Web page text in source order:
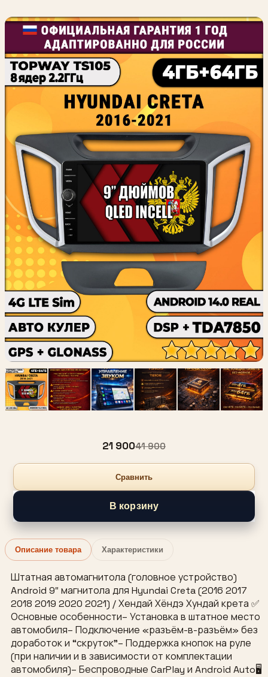
21 90041 900
Сравнить
В корзину
Описание товара Характеристики
Штатная автомагнитола (головное устройство)
Android 9″ магнитола для Hyundai Creta (2016 2017
2018 2019 2020 2021) / Хендай Хёндэ Хундай крета ✅
Основные особенности– Установка в штатное место
автомобиля– Подключение «разъём-в-разъём» без
доработок и “скруток”– Поддержка кнопок на руле
(при наличии и в зависимости от комплектации
автомобиля)– Беспроводные CarPlay и Android Auto🖥